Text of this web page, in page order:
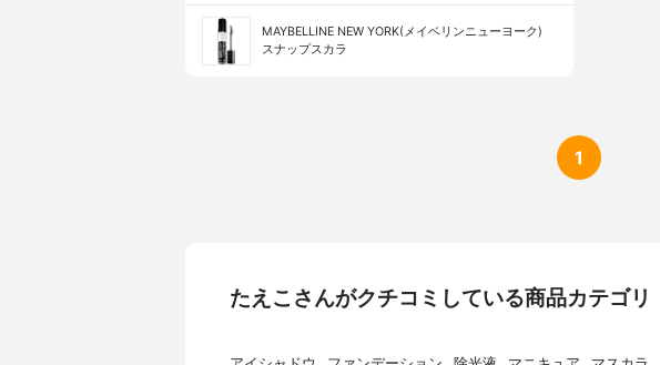
MAYBELLINE NEW YORK(メイベリンニューヨーク)
スナップスカラ
1
たえこさんがクチコミしている商品カテゴリ